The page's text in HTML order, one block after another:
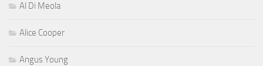
Al Di Meola
Alice Cooper
Angus Young